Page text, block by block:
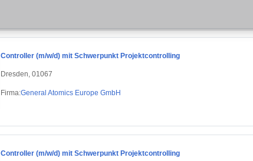
Controller (m/w/d) mit Schwerpunkt Projektcontrolling
Dresden, 01067
Firma:General Atomics Europe GmbH
Controller (m/w/d) mit Schwerpunkt Projektcontrolling